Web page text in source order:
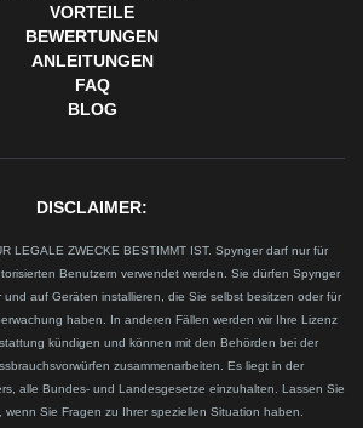
VORTEILE
BEWERTUNGEN
ANLEITUNGEN
FAQ
BLOG
DISCLAIMER:
LEGALE ZWECKE BESTIMMT IST. Spynger darf nur für
Benutzern verwendet werden. Sie dürfen Spynger
auf Geräten installieren, die Sie selbst besitzen oder für
haben. In anderen Fällen werden wir Ihre Lizenz
kündigen und können mit den Behörden bei der
zusammenarbeiten. Es liegt in der
alle Bundes- und Landesgesetze einzuhalten. Lassen Sie
wenn Sie Fragen zu Ihrer speziellen Situation haben.